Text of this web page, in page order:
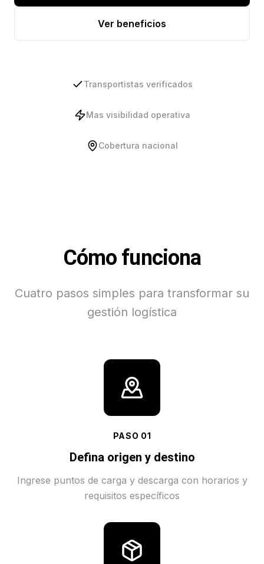
Ver beneficios
Transportistas verificados
Mas visibilidad operativa
Cobertura nacional
Cómo funciona
Cuatro pasos simples para transformar su
gestión logística
PASO 01
Defina origen y destino
Ingrese puntos de carga y descarga con horarios y
requisitos específicos